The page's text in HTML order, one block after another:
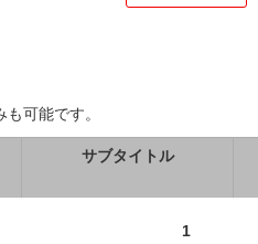
可能です。
サブタイトル
1